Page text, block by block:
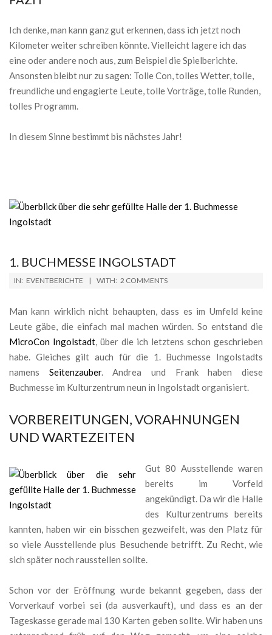
Ich denke, man kann ganz gut erkennen, dass ich jetzt noch
Kilometer weiter schreiben könnte. Vielleicht lagere ich das
eine oder andere noch aus, zum Beispiel die Spielberichte.
Ansonsten bleibt nur zu sagen: Tolle Con, tolles Wetter, tolle,
freundliche und engagierte Leute, tolle Vorträge, tolle Runden,
tolles Programm.
In diesem Sinne bestimmt bis nächstes Jahr!
1. BUCHMESSE INGOLSTADT
2025-
10
IN: EVENTBERICHTE WITH: 2 COMMENTS
Man kann wirklich nicht behaupten, dass es im Umfeld keine
Leute gäbe, die einfach mal machen würden. So entstand die
MicroCon Ingolstadt , über die ich letztens schon geschrieben
habe. Gleiches gilt auch für die 1. Buchmesse Ingolstadts
namens Seitenzauber. Andrea und Frank haben diese
Buchmesse im Kulturzentrum neun in Ingolstadt organisiert.
VORBEREITUNGEN, VORAHNUNGEN
UND WARTEZEITEN
Gut 80 Ausstellende waren
bereits im Vorfeld
angekündigt. Da wir die Halle
des Kulturzentrums bereits
kannten, haben wir ein bisschen gezweifelt, was den Platz für
so viele Ausstellende plus Besuchende betrifft. Zu Recht, wie
sich später noch rausstellen sollte.
Schon vor der Eröffnung wurde bekannt gegeben, dass der
Vorverkauf vorbei sei (da ausverkauft), und dass es an der
Tageskasse gerade mal 130 Karten geben sollte. Wir haben uns